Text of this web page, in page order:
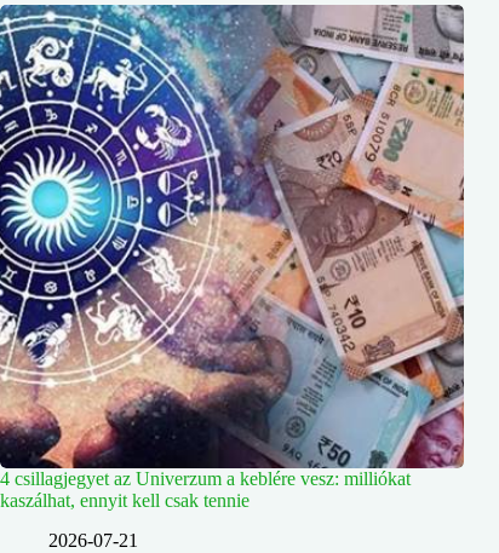
4 csillagjegyet az Univerzum a keblére vesz: milliókat
kaszálhat, ennyit kell csak tennie
2026-07-21